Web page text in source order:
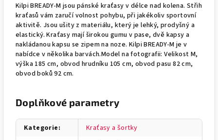
Kilpi BREADY-M jsou pánské kraťasy v délce nad kolena. Střih
kraťasů vám zaručí volnost pohybu, při jakékoliv sportovní
aktivitě. Jsou ušity z materiálu, který je lehký, prodyšný a
elastický. Kraťasy mají širokou gumu v pase, dvě kapsy a
nakládanou kapsu se zipem na noze. Kilpi BREADY-M je v
nabídce v několika barvách.Model na fotografii: Velikost M,
výška 185 cm, obvod hrudníku 105 cm, obvod pasu 82 cm,
obvod boků 92 cm.
Doplňkové parametry
Kategorie:
Kraťasy a šortky